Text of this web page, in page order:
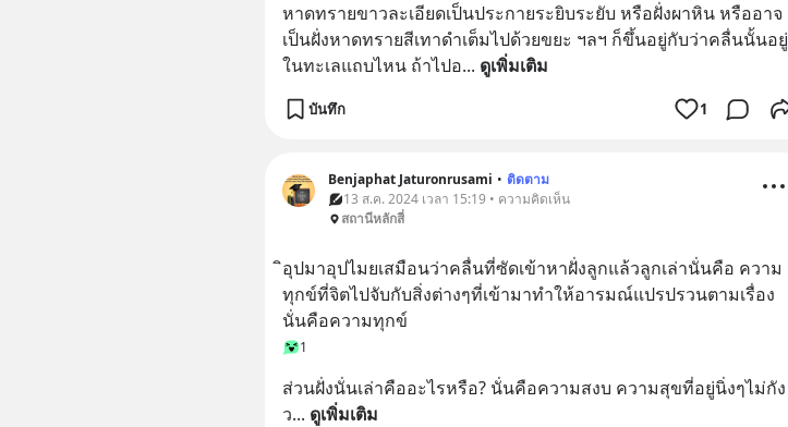
หาดทรายขาวละเอียดเป็นประกายระยิบระยับ หรือฝั่งผาหิน หรืออาจ
เป็นฝั่งหาดทรายสีเทาดำเต็มไปด้วยขยะ ฯลฯ ก็ขึ้นอยู่กับว่าคลื่นนั้นอยู่
ในทะเลแถบไหน ถ้าไปอ... ดูเพิ่มเติม
บันทึก 1
Benjaphat Jaturonrusami • ติดตาม
13 ส.ค. 2024 เวลา 15:19 • ความคิดเห็น
สถานีหลักสี่
ิอุปมาอุปไมยเสมือนว่าคลื่นที่ซัดเข้าหาฝั่งลูกแล้วลูกเล่านั่นคือ ความ
ทุกข์ที่จิตไปจับกับสิ่งต่างๆที่เข้ามาทำให้อารมณ์แปรปรวนตามเรื่อง
นั่นคือความทุกข์
1
ส่วนฝั่งนั่นเล่าคืออะไรหรือ? นั่นคือความสงบ ความสุขที่อยู่นิ่งๆไม่กัง
ว... ดูเพิ่มเติม